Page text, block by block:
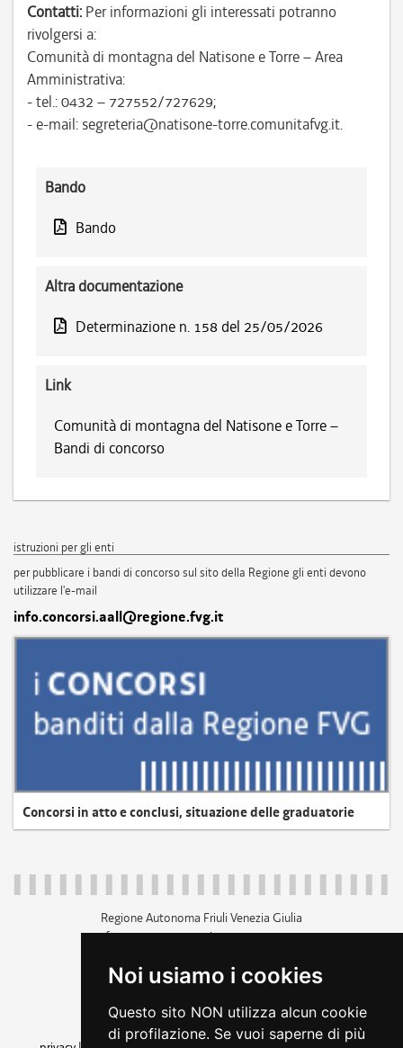
Noi usiamo i cookies
Questo sito NON utilizza alcun cookie
di profilazione. Se vuoi saperne di più
Contatti: Per informazioni gli interessati potranno
rivolgersi a:
Comunità di montagna del Natisone e Torre – Area
Amministrativa:
- tel.: 0432 – 727552/727629;
- e-mail: segreteria@natisone-torre.comunitafvg.it.
Bando
Bando
Altra documentazione
Determinazione n. 158 del 25/05/2026
Link
Comunità di montagna del Natisone e Torre –
Bandi di concorso
istruzioni per gli enti
per pubblicare i bandi di concorso sul sito della Regione gli enti devono
utilizzare l'e-mail
info.concorsi.aall@regione.fvg.it
Concorsi in atto e conclusi, situazione delle graduatorie
Regione Autonoma Friuli Venezia Giulia
c.f. 80014930327; p.iva 00526040324
+39 040 3771111
amministrazione trasparente